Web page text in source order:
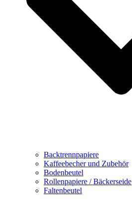
Backtrennpapiere
Kaffeebecher und Zubehör
Bodenbeutel
Rollenpapiere / Bäckerseide
Faltenbeutel